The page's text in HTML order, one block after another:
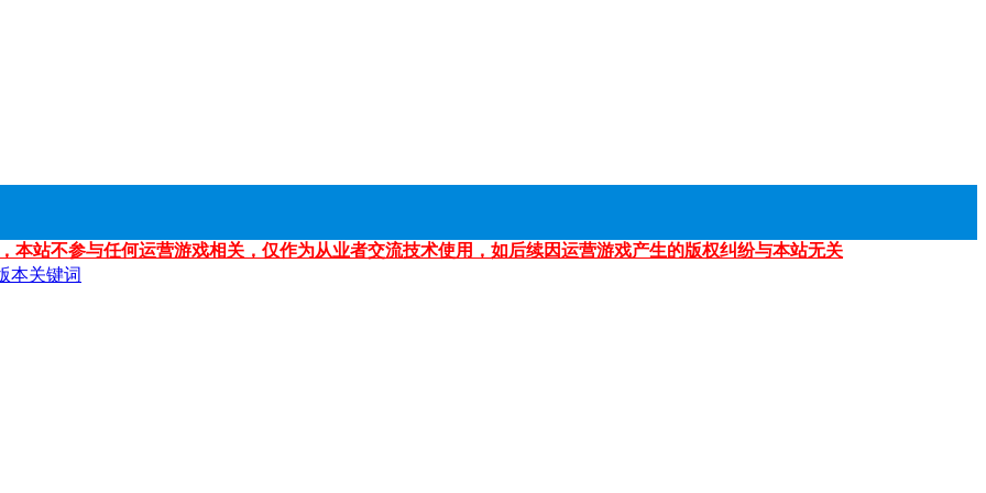
本站不参与任何运营游戏相关，仅作为从业者交流技术使用，如后续因运营游戏产生的版权纠纷与本站无关
本关键词